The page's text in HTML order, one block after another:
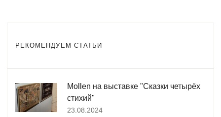
РЕКОМЕНДУЕМ СТАТЬИ
Mollen на выставке "Сказки четырёх
стихий"
23.08.2024